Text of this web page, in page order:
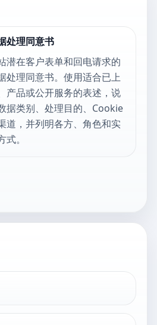
处理同意书
潜在客户表单和回电请求的
处理同意书。使用适合已上
产品或公开服务的表述，说
据类别、处理目的、Cookie
道，并列明各方、角色和实
。